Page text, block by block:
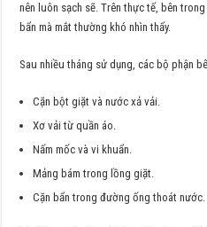
nên luôn sạch sẽ. Trên thực tế, bên
bẩn mà mắt thường khó nhìn thấy.
Sau nhiều tháng sử dụng, các bộ phận
Cặn bột giặt và nước xả vải.
Xơ vải từ quần áo.
Nấm mốc và vi khuẩn.
Mảng bám trong lồng giặt.
Cặn bẩn trong đường ống thoát nước.